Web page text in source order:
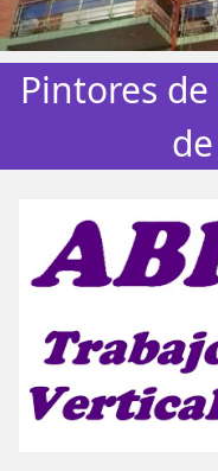
Pintores